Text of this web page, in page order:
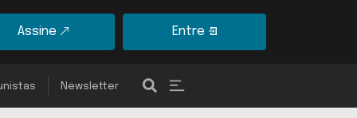
Assine Entre
Newsletter